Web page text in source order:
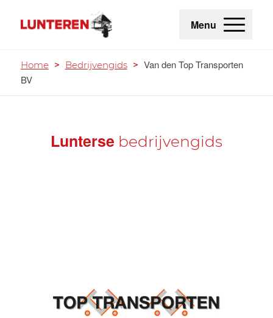
Menu
Home > Bedrijvengids > Van den Top Transporten
BV
Lunterse bedrijvengids